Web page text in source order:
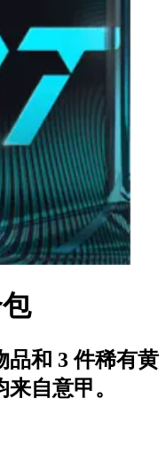
品和 3 件稀有黄
自意甲。